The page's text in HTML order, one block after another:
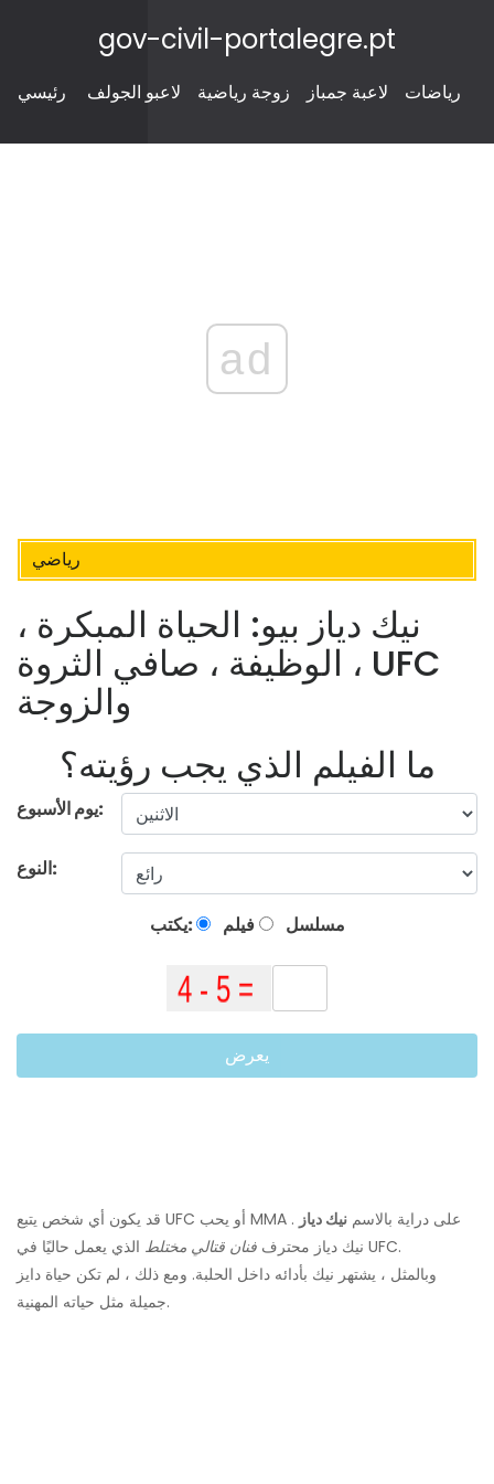
gov-civil-portalegre.pt
رئيسي لاعبو الجولف زوجة رياضية لاعبة جمباز رياضات
ad
رياضي
نيك دياز بيو: الحياة المبكرة ،
الوظيفة ، صافي الثروة ، UFC
والزوجة
ما الفيلم الذي يجب رؤيته؟
يوم الأسبوع:
النوع:
يكتب: فيلم مسلسل
يعرض
قد يكون أي شخص يتبع UFC أو يحب MMA على دراية بالاسم نيك دياز .
نيك دياز محترف فنان قتالي مختلط
الذي يعمل حاليًا في UFC.
وبالمثل ، يشتهر نيك بأدائه داخل الحلبة. ومع ذلك ، لم تكن حياة دايز
جميلة مثل حياته المهنية.